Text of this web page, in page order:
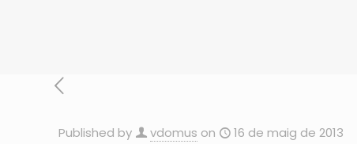
Published by vdomus on 16 de maig de 2013